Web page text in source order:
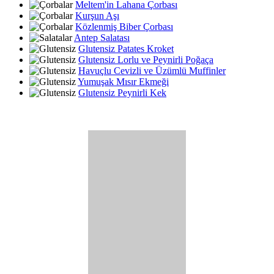
Meltem'in Lahana Çorbası
Kurşun Aşı
Közlenmiş Biber Çorbası
Antep Salatası
Glutensiz Patates Kroket
Glutensiz Lorlu ve Peynirli Poğaça
Havuçlu Cevizli ve Üzümlü Muffinler
Yumuşak Mısır Ekmeği
Glutensiz Peynirli Kek